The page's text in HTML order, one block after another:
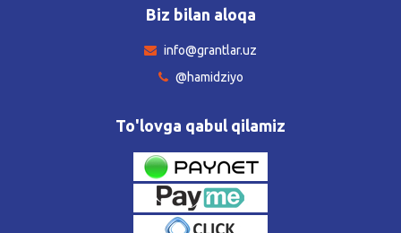
Biz bilan aloqa
info@grantlar.uz
@hamidziyo
To'lovga qabul qilamiz